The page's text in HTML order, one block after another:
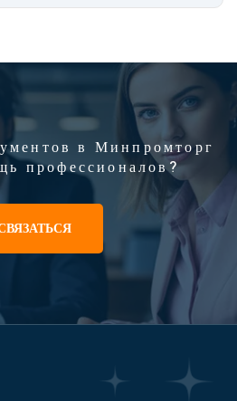
в Минпромторг
профессионалов?